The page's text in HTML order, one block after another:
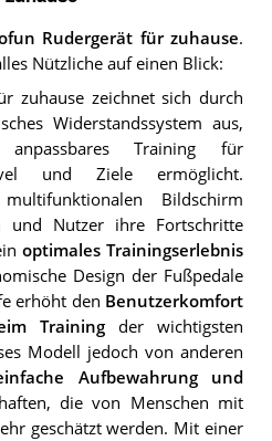
Rudergerät für zuhause.
Nützliche auf einen Blick:
zuhause zeichnet sich durch
Widerstandssystem aus,
Training für
und Ziele ermöglicht.
Bildschirm
und Nutzer ihre Fortschritte
optimales Trainingserlebnis
Design der Fußpedale
erhöht den Benutzerkomfort
Trainingder wichtigsten
Modell jedoch von anderen
Aufbewahrung und
die von Menschen mit
geschätzt werden. Mit einer